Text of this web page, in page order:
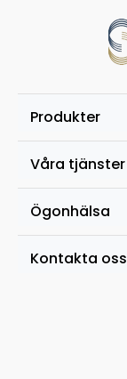
Produkter
Våra tjänster
Ögonhälsa
Kontakta oss